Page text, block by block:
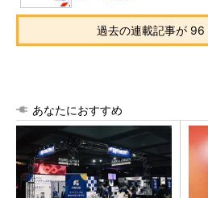
過去の連載記事が 96
あなたにおすすめ